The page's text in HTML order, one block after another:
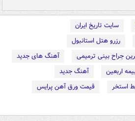
سایت تاریخ ایران
رزرو هتل استانبول
جراح بینی ترمیمی
آهنگ های جدید
اربعین
آهنگ جدید
استخر
قیمت ورق آهن پرایس